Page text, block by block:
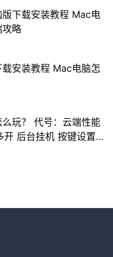
下载安装教程 Mac电
攻略
安装教程 Mac电脑怎
玩？ 代号：云端性能
后台挂机 按键设置